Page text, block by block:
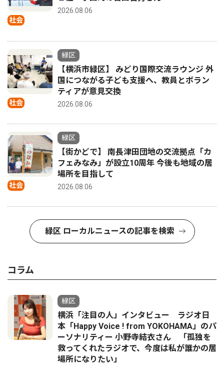
社会
2026.08.06
社会
緑区
【横浜市緑区】 みどり国際交流ラウンジ 外
国につながる子ども支援へ、教員とボラン
ティアが意見交換
2026.08.06
社会
緑区
【街かどで】 南長津田団地の交流拠点「カ
フェみなみ」が設立10周年 今後も地域の居
場所を目指して
2026.08.06
緑区 ローカルニュースの記事を検索
コラム
緑区
横浜「注目の人」インタビュー ラジオ日
本「Happy Voice ! from YOKOHAMA」のパ
ーソナリティー 小野寺結衣さん 「孤独を
救ってくれたラジオで、今度は私が誰かの居
場所になりたい」